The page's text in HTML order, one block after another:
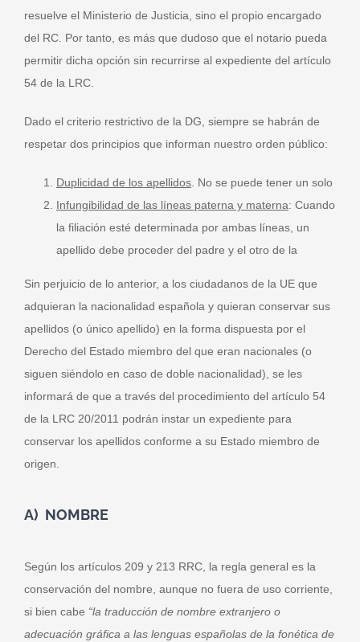
resuelve el Ministerio de Justicia, sino el propio encargado
del RC. Por tanto, es más que dudoso que el notario pueda
permitir dicha opción sin recurrirse al expediente del artículo
54 de la LRC.
Dado el criterio restrictivo de la DG, siempre se habrán de
respetar dos principios que informan nuestro orden público:
Duplicidad de los apellidos . No se puede tener un solo
Infungibilidad de las líneas paterna y materna: Cuando
la filiación esté determinada por ambas líneas, un
apellido debe proceder del padre y el otro de la
Sin perjuicio de lo anterior, a los ciudadanos de la UE que
adquieran la nacionalidad española y quieran conservar sus
apellidos (o único apellido) en la forma dispuesta por el
Derecho del Estado miembro del que eran nacionales (o
siguen siéndolo en caso de doble nacionalidad), se les
informará de que a través del procedimiento del artículo 54
de la LRC 20/2011 podrán instar un expediente para
conservar los apellidos conforme a su Estado miembro de
origen.
A) NOMBRE
Según los artículos 209 y 213 RRC, la regla general es la
conservación del nombre, aunque no fuera de uso corriente,
si bien cabe “la traducción de nombre extranjero o
adecuación gráfica a las lenguas españolas de la fonética de